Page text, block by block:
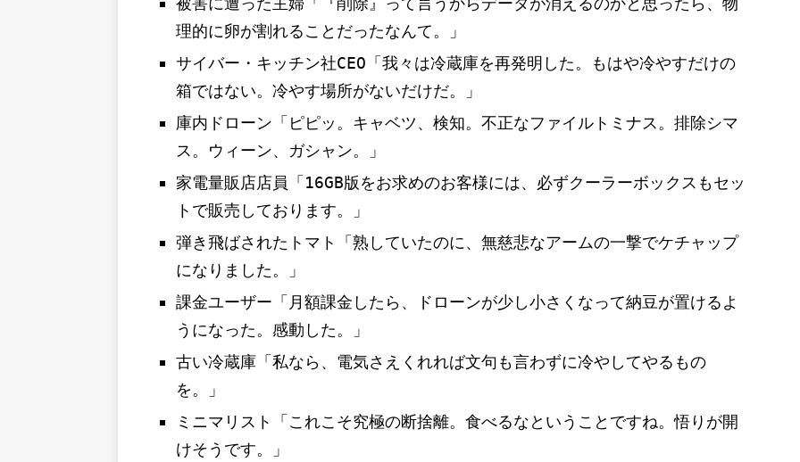
理的に卵が割れることだったなんて。」
サイバー・キッチン社CEO「我々は冷蔵庫を再発明した。もはや冷やすだけの
箱ではない。冷やす場所がないだけだ。」
庫内ドローン「ピピッ。キャベツ、検知。不正なファイルトミナス。排除シマ
ス。ウィーン、ガシャン。」
家電量販店店員「16GB版をお求めのお客様には、必ずクーラーボックスもセッ
トで販売しております。」
弾き飛ばされたトマト「熟していたのに、無慈悲なアームの一撃でケチャップ
になりました。」
課金ユーザー「月額課金したら、ドローンが少し小さくなって納豆が置けるよ
うになった。感動した。」
古い冷蔵庫「私なら、電気さえくれれば文句も言わずに冷やしてやるもの
を。」
ミニマリスト「これこそ究極の断捨離。食べるなということですね。悟りが開
けそうです。」